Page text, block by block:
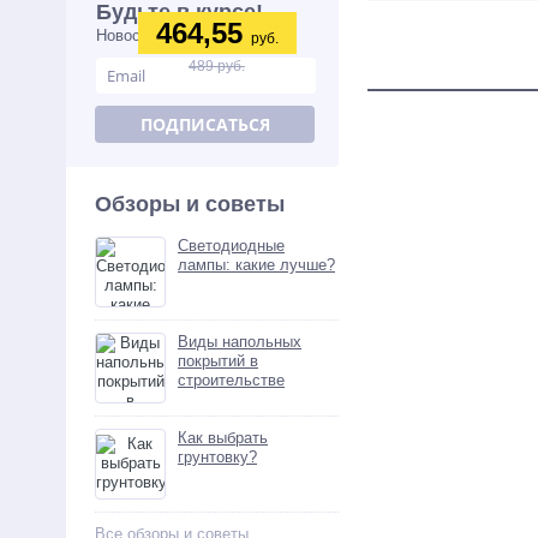
(3,6м2=0,36м3) (6шт)
464,55 руб.
489 руб.
Будьте в курсе!
Новости, обзоры и акции
ПОДПИСАТЬСЯ
Обзоры и советы
Светодиодные
лампы: какие лучше?
Виды напольных
покрытий в
строительстве
Как выбрать
грунтовку?
Все обзоры и советы